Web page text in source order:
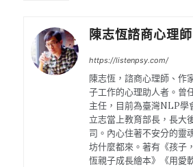
陳志恆諮商心理師
https://listenpsy.com/
陳志恆，諮商心理師、作
子工作的心理助人者。曾
主任，目前為臺灣NLP學
立志當上教育部長，長大
司。內心住著不安分的靈
坊什麼都來。著有《孩子
恆親子成長繪本》《用愛